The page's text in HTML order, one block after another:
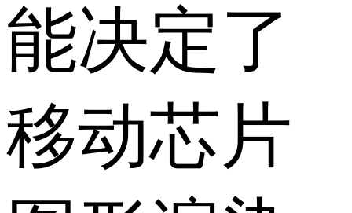
能决定了
移动芯片